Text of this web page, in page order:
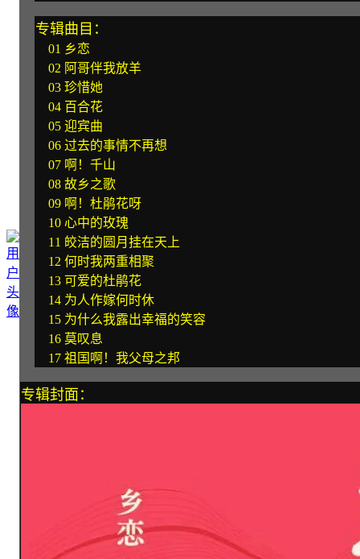
专辑曲目：
01 乡恋
02 阿哥伴我放羊
03 珍惜她
04 百合花
05 迎宾曲
06 过去的事情不再想
07 啊！千山
08 故乡之歌
09 啊！杜鹃花呀
10 心中的玫瑰
11 皎洁的圆月挂在天上
12 何时我两重相聚
13 可爱的杜鹃花
14 为人作嫁何时休
15 为什么我露出幸福的笑容
16 莫叹息
17 祖国啊！我父母之邦
专辑封面：